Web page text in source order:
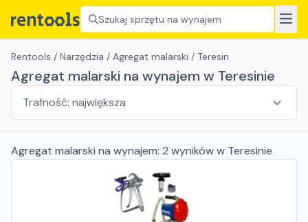
Szukaj sprzętu na wynajem
Rentools / Narzędzia / Agregat malarski / Teresin
Agregat malarski na wynajem w Teresinie
Agregat malarski na wynajem: 2 wynikóww Teresinie